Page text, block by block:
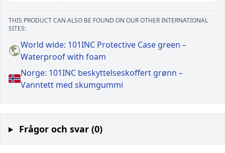
THIS PRODUCT CAN ALSO BE FOUND ON OUR OTHER INTERNATIONAL
SITES:
World wide: 101INC Protective Case green –
Waterproof with foam
Norge: 101INC beskyttelseskoffert grønn –
Vanntett med skumgummi
Frågor och svar (0)